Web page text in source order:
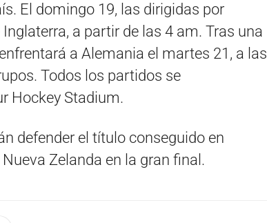
El domingo 19, las dirigidas por
a partir de las 4 am. Tras una
a Alemania el martes 21, a las
Todos los partidos se
Hockey Stadium.
defender el título conseguido en
Zelanda en la gran final.